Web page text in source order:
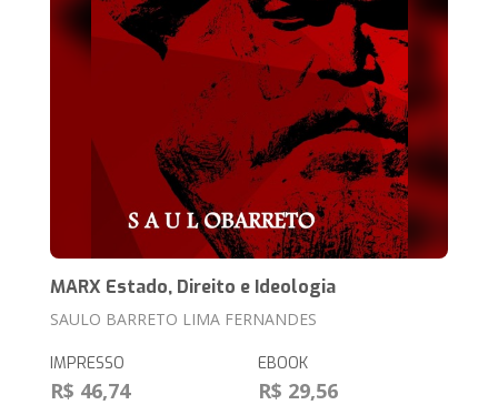
MARX Estado, Direito e Ideologia
SAULO BARRETO LIMA FERNANDES
IMPRESSO
R$ 46,74
EBOOK
R$ 29,56